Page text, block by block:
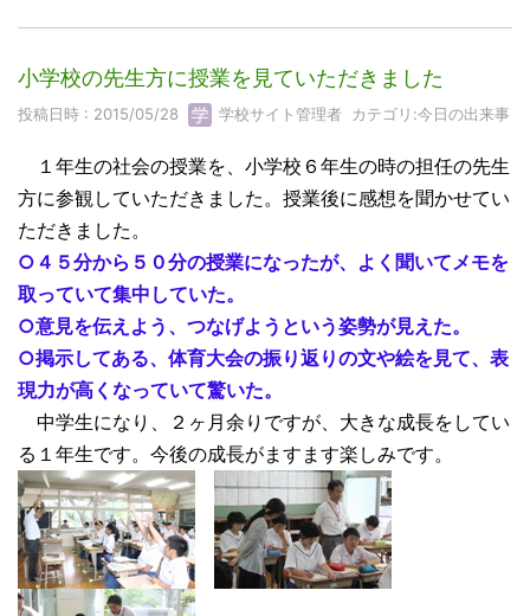
小学校の先生方に授業を見ていただきました
投稿日時 : 2015/05/28 学校サイト管理者 カテゴリ:今日の出来事
１年生の社会の授業を、小学校６年生の時の担任の先生
方に参観していただきました。授業後に感想を聞かせてい
ただきました。
○４５分から５０分の授業になったが、よく聞いてメモを
取っていて集中していた。
○意見を伝えよう、つなげようという姿勢が見えた。
○掲示してある、体育大会の振り返りの文や絵を見て、表
現力が高くなっていて驚いた。
中学生になり、２ヶ月余りですが、大きな成長をしてい
る１年生です。今後の成長がますます楽しみです。